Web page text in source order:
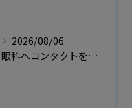
2026/08/06
眼科へコンタクトをつけていくべきか？検査別の外す判断と持ち物で無駄足ゼロの指南